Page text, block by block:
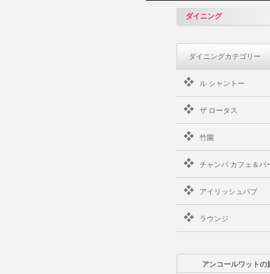
ダイニング
ダイニングカテゴリー
ル シャントー
ザ ロータス
竹園
チャンパ カフェ＆バ
アイリッシュパブ
ラウンジ
アンコールワットの